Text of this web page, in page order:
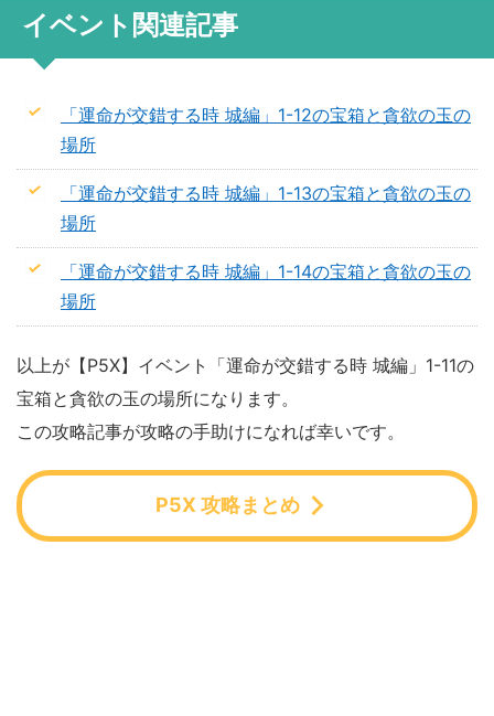
イベント関連記事
「運命が交錯する時 城編」1-12の宝箱と貪欲の玉の
場所
「運命が交錯する時 城編」1-13の宝箱と貪欲の玉の
場所
「運命が交錯する時 城編」1-14の宝箱と貪欲の玉の
場所
以上が【P5X】イベント「運命が交錯する時 城編」1-11の
宝箱と貪欲の玉の場所になります。
この攻略記事が攻略の手助けになれば幸いです。
P5X 攻略まとめ